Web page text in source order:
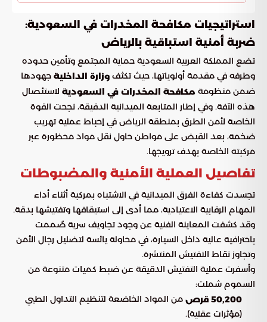
استراتيجيات مكافحة المخدرات في السعودية:
ضربة أمنية استباقية بالرياض
تضع المملكة العربية السعودية حماية المجتمع وتأمين حدوده
وطرفه في مقدمة أولوياتها، حيث تكثف وزارة الداخلية جهودها
ضمن منظومة مكافحة المخدرات في السعودية لاستئصال
هذه الآفة. وفي إطار المتابعة الميدانية الدقيقة، نجحت القوة
الخاصة لأمن الطرق بمنطقة الرياض في إحباط عملية تهريب
ضخمة، بعد القبض على مواطن حاول نقل مواد محظورة عبر
مركبته الخاصة بهدف ترويجها.
تفاصيل العملية الأمنية والمضبوطات
تجسدت كفاءة الفرق الميدانية في الاشتباه بمركبة أثناء أداء
المهام الرقابية الاعتيادية، مما أدى إلى استيقافها وتفتيشها بدقة.
وقد كشفت المعاينة الفنية عن وجود تجاويف سرية صُممت
باحترافية عالية داخل السيارة، في محاولة يائسة لتضليل رجال الأمن
وتجاوز نقاط التفتيش المنتشرة.
وأسفرت عملية التفتيش الدقيقة عن ضبط كميات متنوعة من
السموم شملت:
50,200 قرص
من المواد الخاضعة لتنظيم التداول الطبي
(مؤثرات عقلية).